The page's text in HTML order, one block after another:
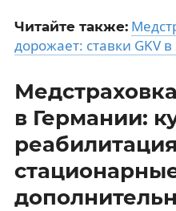
Читайте также:
дорожает: ставки GKV в
в Германии: